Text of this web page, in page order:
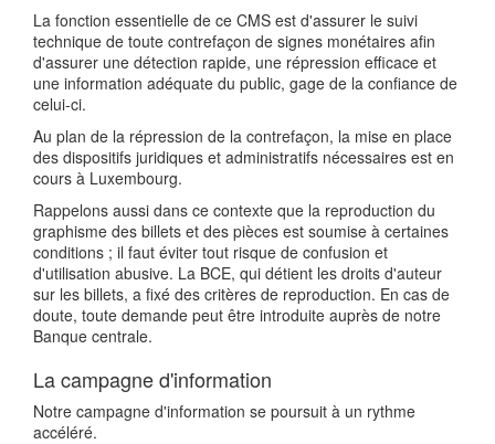
La fonction essentielle de ce CMS est d'assurer le suivi
technique de toute contrefaçon de signes monétaires afin
d'assurer une détection rapide, une répression efficace et
une information adéquate du public, gage de la confiance de
celui-ci.
Au plan de la répression de la contrefaçon, la mise en place
des dispositifs juridiques et administratifs nécessaires est en
cours à Luxembourg.
Rappelons aussi dans ce contexte que la reproduction du
graphisme des billets et des pièces est soumise à certaines
conditions ; il faut éviter tout risque de confusion et
d'utilisation abusive. La BCE, qui détient les droits d'auteur
sur les billets, a fixé des critères de reproduction. En cas de
doute, toute demande peut être introduite auprès de notre
Banque centrale.
La campagne d'information
Notre campagne d'information se poursuit à un rythme
accéléré.